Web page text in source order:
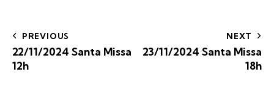
PREVIOUS
22/11/2024 Santa Missa
12h
NEXT
23/11/2024 Santa Missa
18h